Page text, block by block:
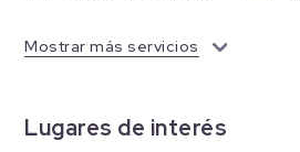
Mostrar más servicios
Lugares de interés